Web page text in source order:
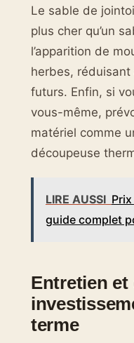
Le sable de
plus cher qu’un
l’apparition de
herbes, réduisant
futurs. Enfin, si
vous-même,
matériel comme
découpeuse
LIRE AUSSI
guide complet
Entretien
terme